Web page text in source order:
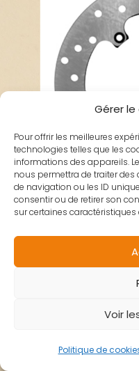
Gérer
Pour offrir les meilleures
technologies telles que les
informations des appareils.
nous permettra de traiter
de navigation ou les ID
consentir ou de retirer son
sur certaines
Voir
Politique de
DISQUE
ARRIERE